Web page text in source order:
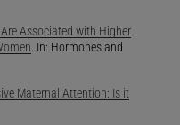
Associated with Higher
. In: Hormones and
Maternal Attention: Is it